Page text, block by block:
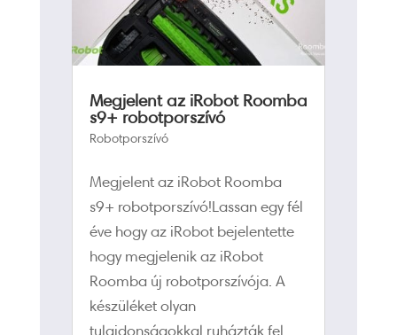
Megjelent az iRobot Roomba
s9+ robotporszívó
Robotporszívó
Megjelent az iRobot Roomba
s9+ robotporszívó!Lassan egy fél
éve hogy az iRobot bejelentette
hogy megjelenik az iRobot
Roomba új robotporszívója. A
készüléket olyan
tulajdonságokkal ruházták fel